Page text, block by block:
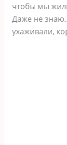
чтобы мы
Даже не
ухаживали,